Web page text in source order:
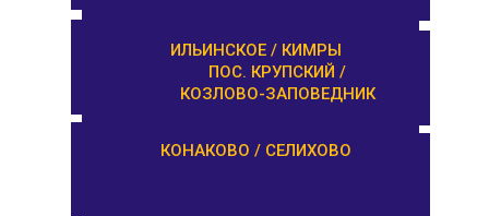
КАШИН / КАЛЯЗИН
ОРША / КУШАЛИНО
ИЛЬИНСКОЕ / КИМРЫ
КОНАКОВО / СЕЛИХОВО
ПОС. КРУПСКИЙ /
КОЗЛОВО-ЗАПОВЕДНИК